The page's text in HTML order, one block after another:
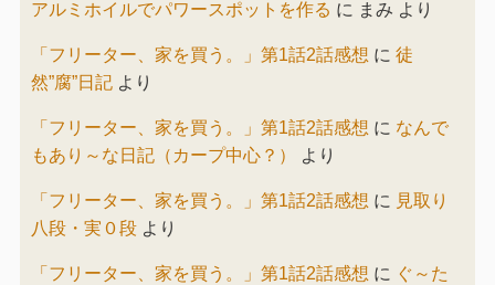
アルミホイルでパワースポットを作る に まみ より
「フリーター、家を買う。」第1話2話感想 に 徒
然”腐”日記より
「フリーター、家を買う。」第1話2話感想 に なんで
もあり～な日記（カープ中心？）
より
「フリーター、家を買う。」第1話2話感想 に 見取り
八段・実０段より
「フリーター、家を買う。」第1話2話感想 に ぐ～た